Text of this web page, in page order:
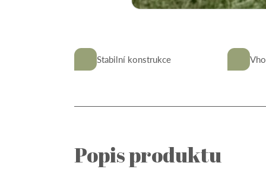
Stabilní konstrukce
Popis produktu